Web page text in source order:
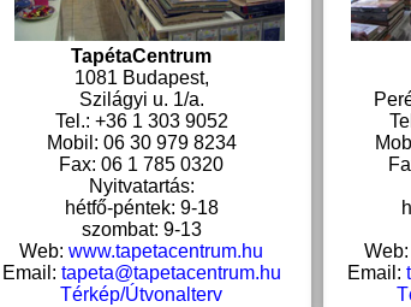
TapétaCentrum
1081 Budapest,
Szilágyi u. 1/a.
Tel.: +36 1 303 9052
Mobil: 06 30 979 8234
Fax: 06 1 785 0320
Nyitvatartás:
hétfő-péntek: 9-18
szombat: 9-13
Web:www.tapetacentrum.hu
Email: tapeta@tapetacentrum.hu
Térkép/Útvonalterv
Email: